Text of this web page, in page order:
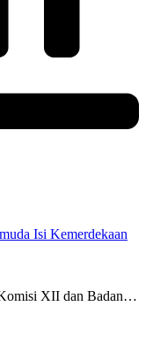
Isi Kemerdekaan
XII dan Badan…